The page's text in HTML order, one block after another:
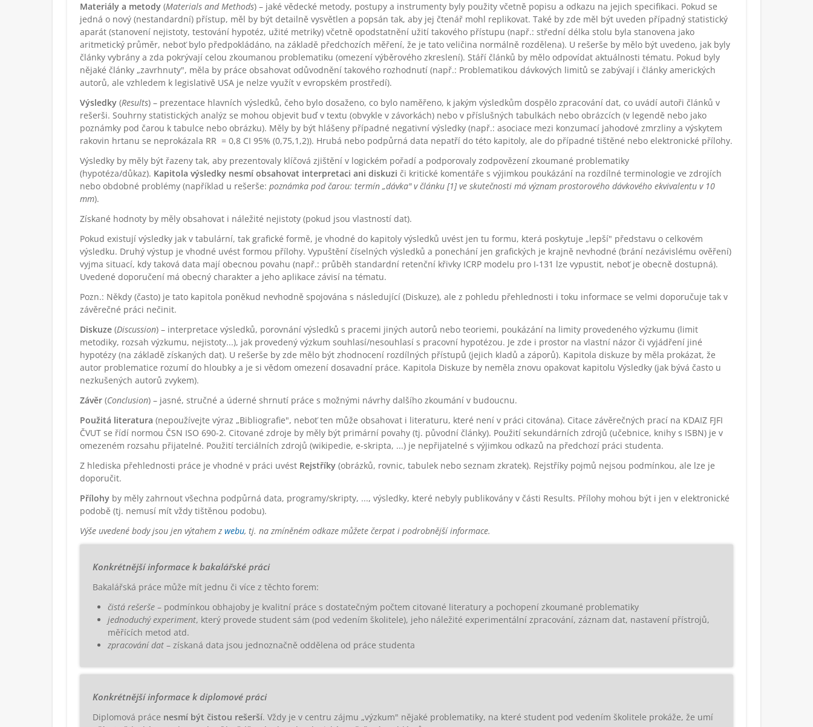
Materiály a metody (Materials and Methods) – jaké vědecké metody, postupy a instrumenty byly použity včetně popisu a odkazu na jejich specifikaci. Pokud se
jedná o nový (nestandardní) přístup, měl by být detailně vysvětlen a popsán tak, aby jej čtenář mohl replikovat. Také by zde měl být uveden případný statistický
aparát (stanovení nejistoty, testování hypotéz, užité metriky) včetně opodstatnění užití takového přístupu (např.: střední délka stolu byla stanovena jako
aritmetický průměr, neboť bylo předpokládáno, na základě předchozích měření, že je tato veličina normálně rozdělena). U rešerše by mělo být uvedeno, jak byly
články vybrány a zda pokrývají celou zkoumanou problematiku (omezení výběrového zkreslení). Stáří článků by mělo odpovídat aktuálnosti tématu. Pokud byly
nějaké články „zavrhnuty", měla by práce obsahovat odůvodnění takového rozhodnutí (např.: Problematikou dávkových limitů se zabývají i články amerických
autorů, ale vzhledem k legislativě USA je nelze využít v evropském prostředí).
Výsledky (Results) – prezentace hlavních výsledků, čeho bylo dosaženo, co bylo naměřeno, k jakým výsledkům dospělo zpracování dat, co uvádí autoři článků v
rešerši. Souhrny statistických analýz se mohou objevit buď v textu (obvykle v závorkách) nebo v příslušných tabulkách nebo obrázcích (v legendě nebo jako
poznámky pod čarou k tabulce nebo obrázku). Měly by být hlášeny případné negativní výsledky (např.: asociace mezi konzumací jahodové zmrzliny a výskytem
rakovin hrtanu se neprokázala RR = 0,8 CI 95% (0,75,1,2)). Hrubá nebo podpůrná data nepatří do této kapitoly, ale do případné tištěné nebo elektronické přílohy.
Výsledky by měly být řazeny tak, aby prezentovaly klíčová zjištění v logickém pořadí a podporovaly zodpovězení zkoumané problematiky
(hypotéza/důkaz). Kapitola výsledky nesmí obsahovat interpretaci ani diskuzi či kritické komentáře s výjimkou poukázání na rozdílné terminologie ve zdrojích
nebo obdobné problémy (například u rešerše: poznámka pod čarou: termín „dávka" v článku [1] ve skutečnosti má význam prostorového dávkového ekvivalentu v 10
mm).
Získané hodnoty by měly obsahovat i náležité nejistoty (pokud jsou vlastností dat).
Pokud existují výsledky jak v tabulární, tak grafické formě, je vhodné do kapitoly výsledků uvést jen tu formu, která poskytuje „lepší" představu o celkovém
výsledku. Druhý výstup je vhodné uvést formou přílohy. Vypuštění číselných výsledků a ponechání jen grafických je krajně nevhodné (brání nezávislému ověření)
vyjma situací, kdy taková data mají obecnou povahu (např.: průběh standardní retenční křivky ICRP modelu pro I-131 lze vypustit, neboť je obecně dostupná).
Uvedené doporučení má obecný charakter a jeho aplikace závisí na tématu.
Pozn.: Někdy (často) je tato kapitola poněkud nevhodně spojována s následující (Diskuze), ale z pohledu přehlednosti i toku informace se velmi doporučuje tak v
závěrečné práci nečinit.
Diskuze (Discussion) – interpretace výsledků, porovnání výsledků s pracemi jiných autorů nebo teoriemi, poukázání na limity provedeného výzkumu (limit
metodiky, rozsah výzkumu, nejistoty...), jak provedený výzkum souhlasí/nesouhlasí s pracovní hypotézou. Je zde i prostor na vlastní názor či vyjádření jiné
hypotézy (na základě získaných dat). U rešerše by zde mělo být zhodnocení rozdílných přístupů (jejich kladů a záporů). Kapitola diskuze by měla prokázat, že
autor problematice rozumí do hloubky a je si vědom omezení dosavadní práce. Kapitola Diskuze by neměla znovu opakovat kapitolu Výsledky (jak bývá často u
nezkušených autorů zvykem).
Závěr (Conclusion) – jasné, stručné a úderné shrnutí práce s možnými návrhy dalšího zkoumání v budoucnu.
Použitá literatura (nepoužívejte výraz „Bibliografie", neboť ten může obsahovat i literaturu, které není v práci citována). Citace závěrečných prací na KDAIZ FJFI
ČVUT se řídí normou ČSN ISO 690-2. Citované zdroje by měly být primární povahy (tj. původní články). Použití sekundárních zdrojů (učebnice, knihy s ISBN) je v
omezeném rozsahu přijatelné. Použití terciálních zdrojů (wikipedie, e-skripta, ...) je nepřijatelné s výjimkou odkazů na předchozí práci studenta.
Z hlediska přehlednosti práce je vhodné v práci uvést Rejstříky (obrázků, rovnic, tabulek nebo seznam zkratek). Rejstříky pojmů nejsou podmínkou, ale lze je
doporučit.
Přílohy by měly zahrnout všechna podpůrná data, programy/skripty, ..., výsledky, které nebyly publikovány v části Results. Přílohy mohou být i jen v elektronické
podobě (tj. nemusí mít vždy tištěnou podobu).
Výše uvedené body jsou jen výtahem z webu, tj. na zmíněném odkaze můžete čerpat i podrobnější informace.
Konkrétnější informace k bakalářské práci
Bakalářská práce může mít jednu či více z těchto forem:
čistá rešerše – podmínkou obhajoby je kvalitní práce s dostatečným počtem citované literatury a pochopení zkoumané problematiky
jednoduchý experiment, který provede student sám (pod vedením školitele), jeho náležité experimentální zpracování, záznam dat, nastavení přístrojů,
měřících metod atd.
zpracování dat – získaná data jsou jednoznačně oddělena od práce studenta
Konkrétnější informace k diplomové práci
Diplomová práce nesmí být čistou rešerší. Vždy je v centru zájmu „výzkum" nějaké problematiky, na které student pod vedením školitele prokáže, že umí